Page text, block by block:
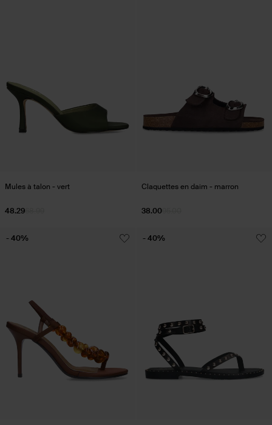
Mules à talon - vert
48.29
Claquettes en daim - marron
38.00
- 40% - 40%